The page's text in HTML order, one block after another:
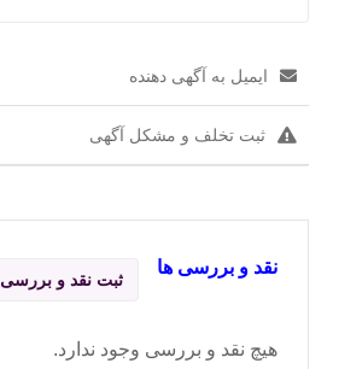
ایمیل به آگهی دهنده
ثبت تخلف و مشکل آگهی
نقد و بررسی ها
ثبت نقد و بررسی
هیچ نقد و بررسی وجود ندارد.